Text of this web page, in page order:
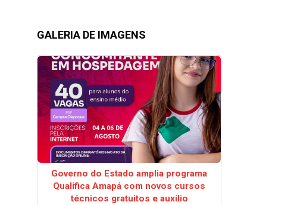
GALERIA DE IMAGENS
Governo do Estado amplia programa
Qualifica Amapá com novos cursos
técnicos gratuitos e auxílio